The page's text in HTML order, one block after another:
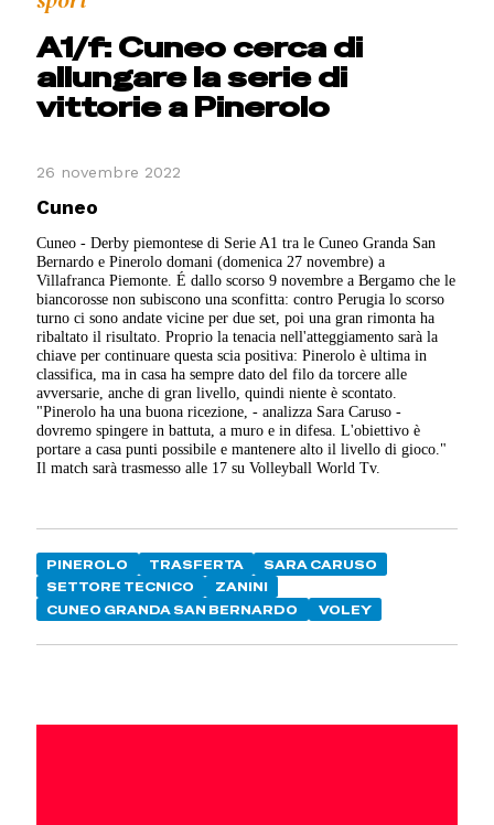
A1/f: Cuneo cerca di
allungare la serie di
vittorie a Pinerolo
26 novembre 2022
Cuneo
Cuneo - Derby piemontese di Serie A1 tra le Cuneo Granda San
Bernardo e Pinerolo domani (domenica 27 novembre) a
Villafranca Piemonte. É dallo scorso 9 novembre a Bergamo che le
biancorosse non subiscono una sconfitta: contro Perugia lo scorso
turno ci sono andate vicine per due set, poi una gran rimonta ha
ribaltato il risultato. Proprio la tenacia nell'atteggiamento sarà la
chiave per continuare questa scia positiva: Pinerolo è ultima in
classifica, ma in casa ha sempre dato del filo da torcere alle
avversarie, anche di gran livello, quindi niente è scontato.
"Pinerolo ha una buona ricezione, - analizza Sara Caruso -
dovremo spingere in battuta, a muro e in difesa. L'obiettivo è
portare a casa punti possibile e mantenere alto il livello di gioco."
Il match sarà trasmesso alle 17 su Volleyball World Tv.
PINEROLO TRASFERTA
SARA CARUSO
SETTORE TECNICO
ZANINI
CUNEO GRANDA SAN BERNARDO
VOLEY